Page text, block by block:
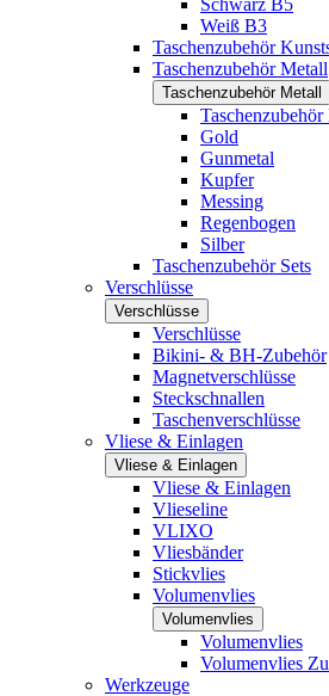
Schwarz B5
Weiß B3
Taschenzubehör
Taschenzubehör Metall
Taschenzubehör Metall
Gold
Gunmetal
Kupfer
Messing
Regenbogen
Silber
Taschenzubehör Sets
Verschlüsse
Verschlüsse
Verschlüsse
Bikini- & BH-Zubehör
Magnetverschlüsse
Steckschnallen
Taschenverschlüsse
Vliese & Einlagen
Vliese & Einlagen
Vliese & Einlagen
Vlieseline
VLIXO
Vliesbänder
Stickvlies
Volumenvlies
Volumenvlies
Volumenvlies
Volumenvlies
Werkzeuge